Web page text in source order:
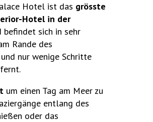
Hotel ist das grösste
Hotel in der
befindet sich in sehr
Rande des
und nur wenige Schritte
um einen Tag am Meer zu
entlang des
oder das